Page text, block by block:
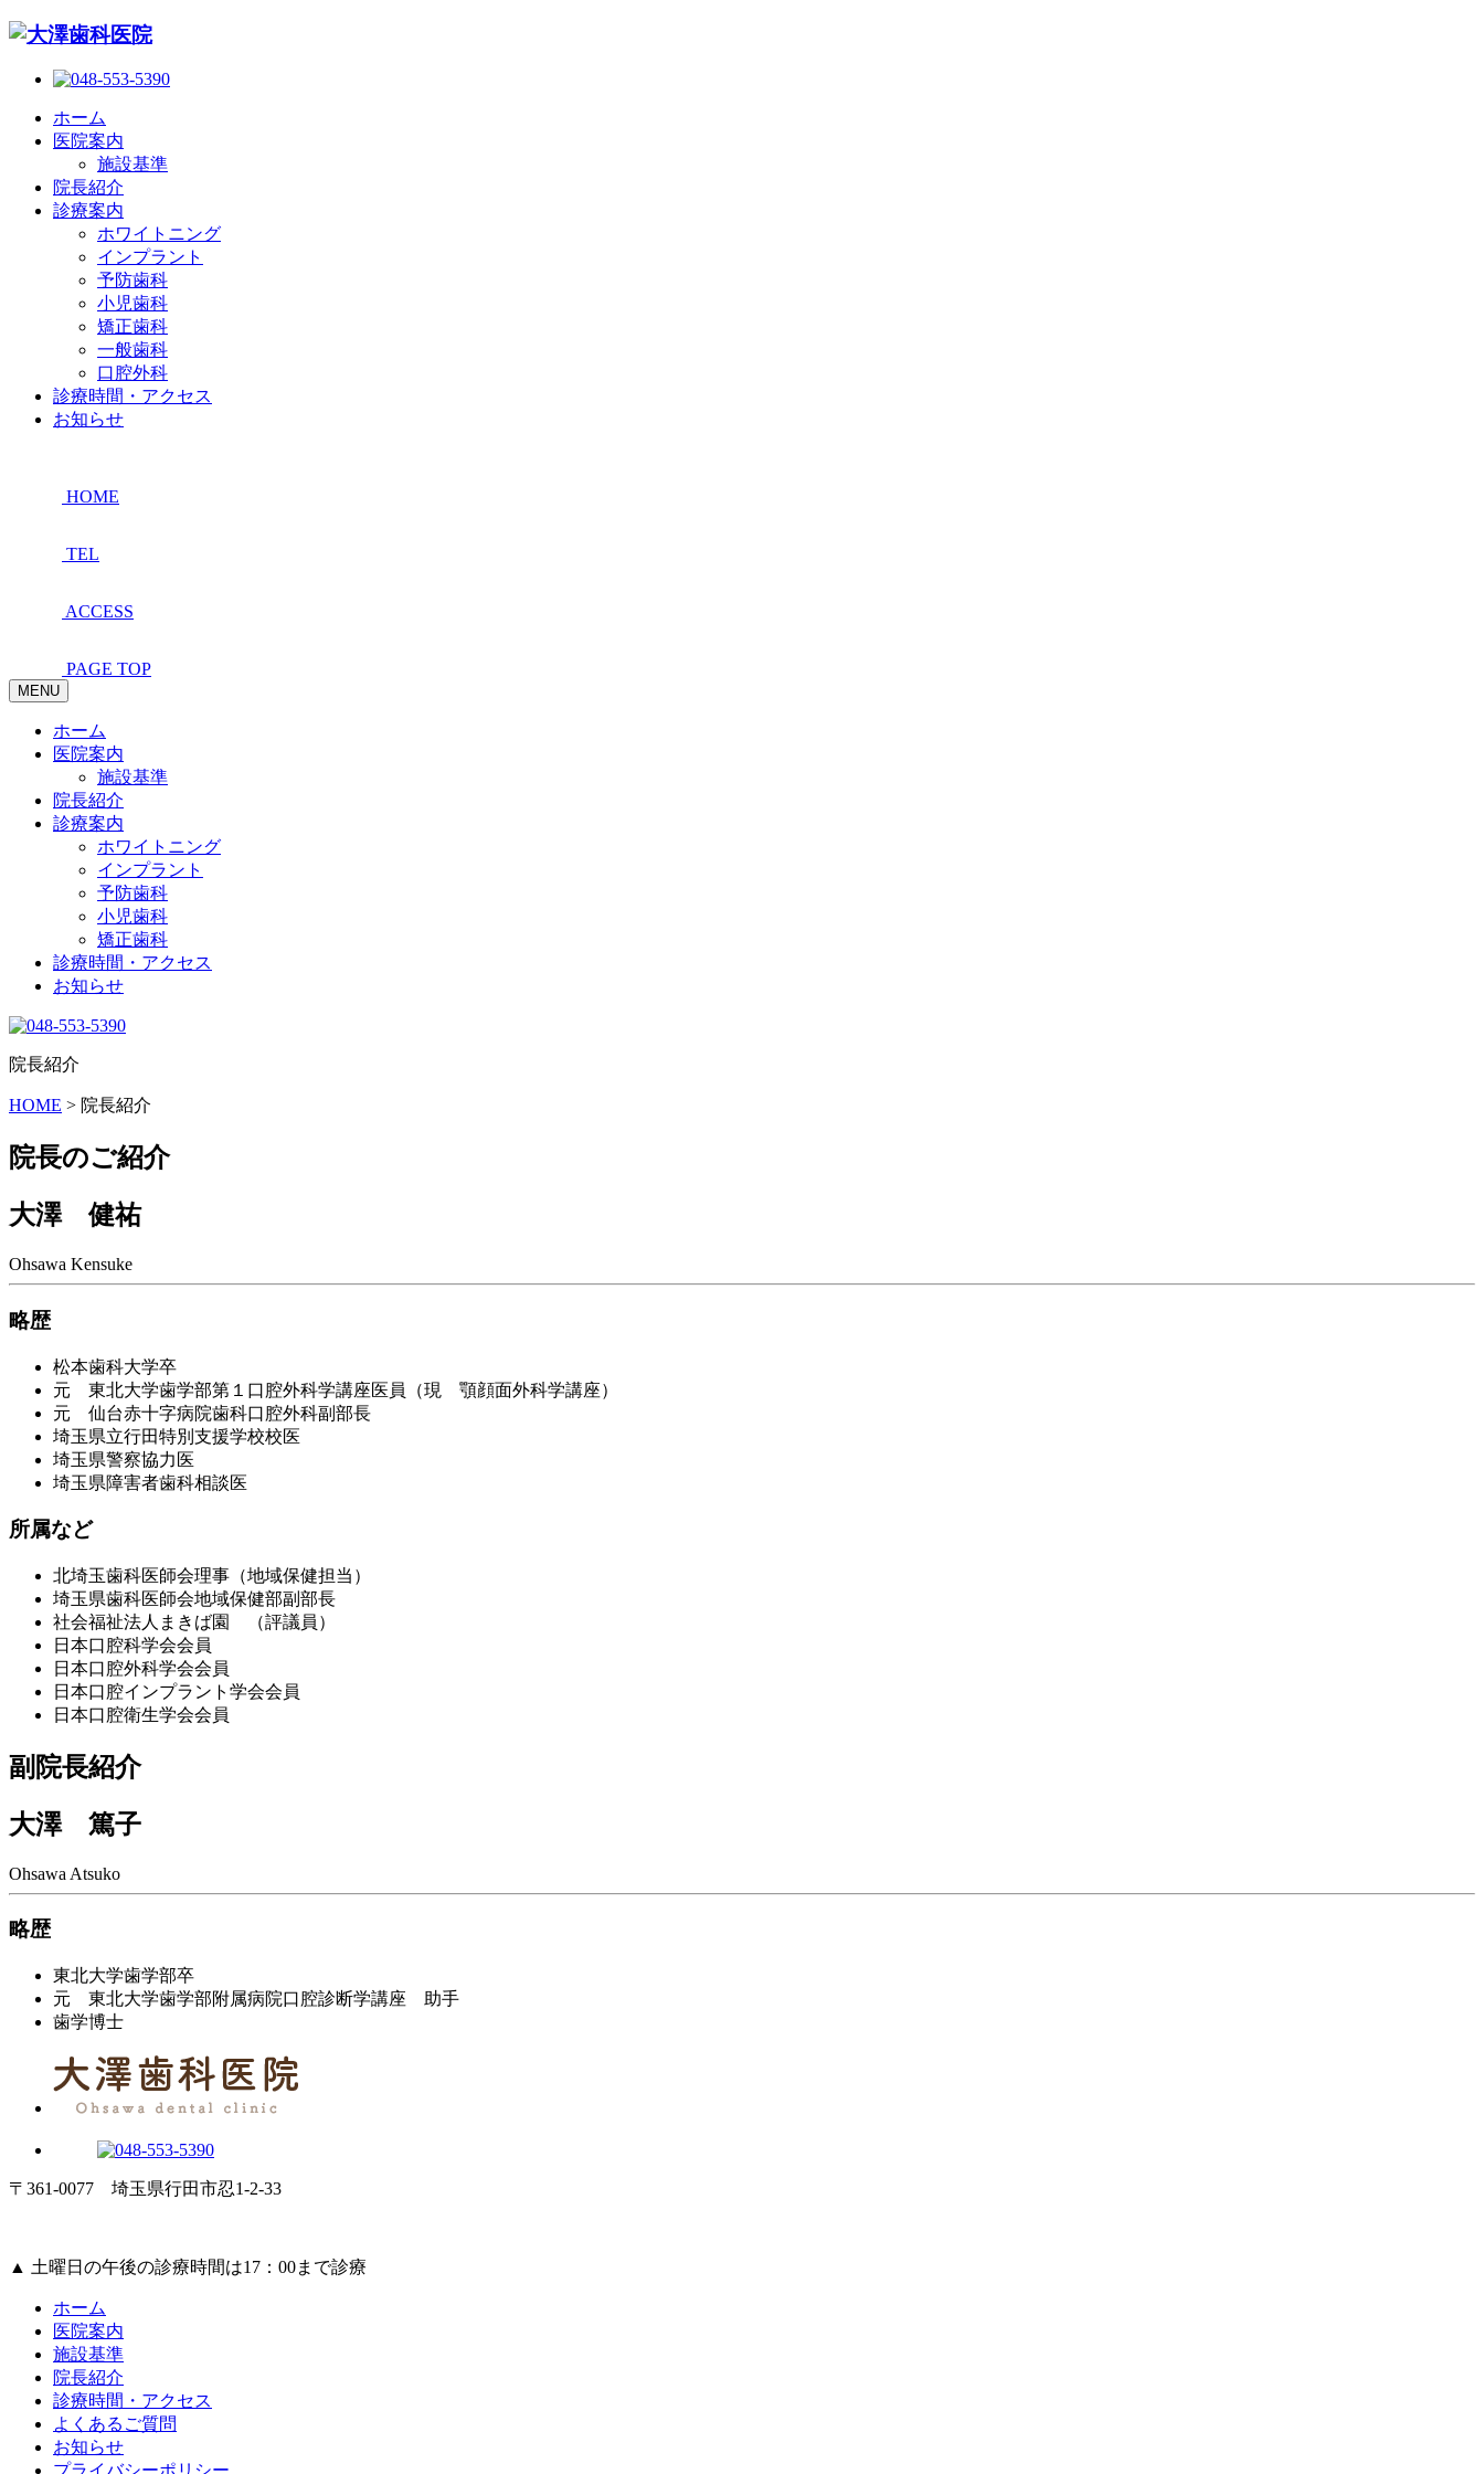
ホーム
医院案内
施設基準
院長紹介
診療案内
ホワイトニング
インプラント
予防歯科
小児歯科
矯正歯科
一般歯科
口腔外科
診療時間・アクセス
お知らせ
HOME
TEL
ACCESS
PAGE TOP
MENU
ホーム
医院案内
施設基準
院長紹介
診療案内
ホワイトニング
インプラント
予防歯科
小児歯科
矯正歯科
診療時間・アクセス
お知らせ
院長紹介
HOME > 院長紹介
院長のご紹介
大澤 健祐
Ohsawa Kensuke
略歴
松本歯科大学卒
元 東北大学歯学部第１口腔外科学講座医員（現 顎顔面外科学講座）
元 仙台赤十字病院歯科口腔外科副部長
埼玉県立行田特別支援学校校医
埼玉県警察協力医
埼玉県障害者歯科相談医
所属など
北埼玉歯科医師会理事（地域保健担当）
埼玉県歯科医師会地域保健部副部長
社会福祉法人まきば園 （評議員）
日本口腔科学会会員
日本口腔外科学会会員
日本口腔インプラント学会会員
日本口腔衛生学会会員
副院長紹介
大澤 篤子
Ohsawa Atsuko
略歴
東北大学歯学部卒
元 東北大学歯学部附属病院口腔診断学講座 助手
歯学博士
〒361-0077 埼玉県行田市忍1-2-33
▲ 土曜日の午後の診療時間は17：00まで診療
ホーム
医院案内
施設基準
院長紹介
診療時間・アクセス
よくあるご質問
お知らせ
プライバシーポリシー